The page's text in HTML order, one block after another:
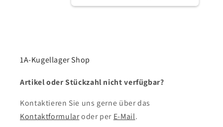
1A-Kugellager Shop
Artikel oder Stückzahl nicht verfügbar?
Kontaktieren Sie uns gerne über das
Kontaktformularoder per E-Mail.